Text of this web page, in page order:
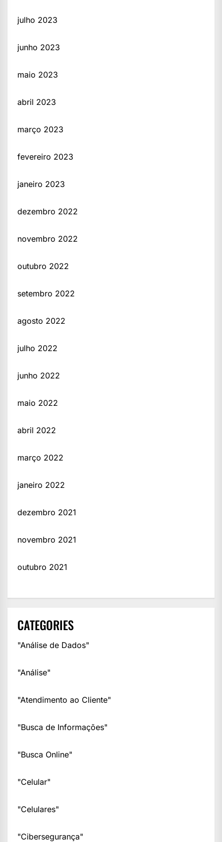
julho 2023
junho 2023
maio 2023
abril 2023
março 2023
fevereiro 2023
janeiro 2023
dezembro 2022
novembro 2022
outubro 2022
setembro 2022
agosto 2022
julho 2022
junho 2022
maio 2022
abril 2022
março 2022
janeiro 2022
dezembro 2021
novembro 2021
outubro 2021
CATEGORIES
"Análise de Dados"
"Análise"
"Atendimento ao Cliente"
"Busca de Informações"
"Busca Online"
"Celular"
"Celulares"
"Cibersegurança"